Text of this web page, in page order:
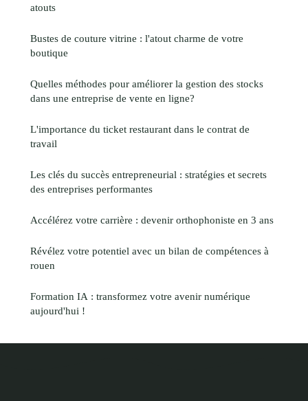
atouts
Bustes de couture vitrine : l'atout charme de votre
boutique
Quelles méthodes pour améliorer la gestion des stocks
dans une entreprise de vente en ligne?
L'importance du ticket restaurant dans le contrat de
travail
Les clés du succès entrepreneurial : stratégies et secrets
des entreprises performantes
Accélérez votre carrière : devenir orthophoniste en 3 ans
Révélez votre potentiel avec un bilan de compétences à
rouen
Formation IA : transformez votre avenir numérique
aujourd'hui !